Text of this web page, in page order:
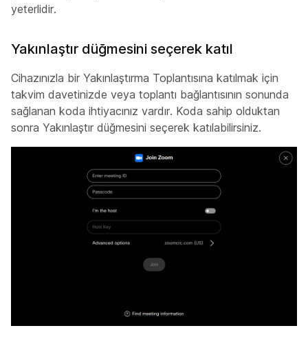
yeterlidir.
Yakınlaştır düğmesini seçerek katıl
Cihazınızla bir Yakınlaştırma Toplantısına katılmak için
takvim davetinizde veya toplantı bağlantısının sonunda
sağlanan koda ihtiyacınız vardır. Koda sahip olduktan
sonra Yakınlaştır düğmesini seçerek katılabilirsiniz.